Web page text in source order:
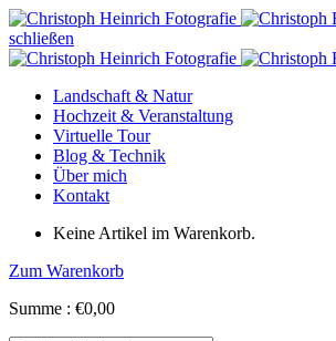
schließen
Landschaft & Natur
Hochzeit & Veranstaltung
Virtuelle Tour
Blog & Technik
Über mich
Kontakt
Keine Artikel im Warenkorb.
Zum Warenkorb
Summe : €0,00